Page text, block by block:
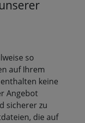
so
auf Ihrem
keine
Angebot
sicherer zu
die auf